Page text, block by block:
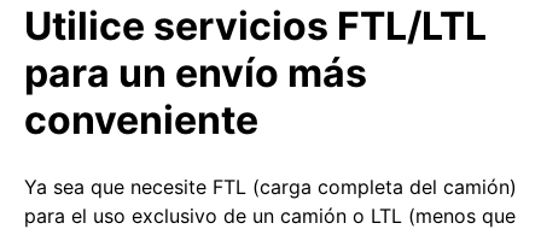
Utilice servicios FTL/LTL
para un envío más
conveniente
Ya sea que necesite FTL (carga completa del camión)
para el uso exclusivo de un camión o LTL (menos que